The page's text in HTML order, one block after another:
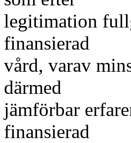
legitimation
finansierad
vård, varav
därmed
jämförbar
finansierad